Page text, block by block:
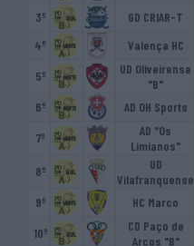
3º
GD CRIAR-T
4º
Valença HC
5º
UD Oliveirense
"B"
6º
AD OH Sports
7º
AD "Os
Limianos"
8º
UD
Vilafranquense
9º
HC Marco
10º
CD Paço de
Arcos "B"